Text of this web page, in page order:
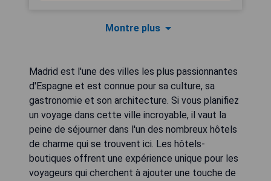
Montre plus
Madrid est l'une des villes les plus passionnantes
d'Espagne et est connue pour sa culture, sa
gastronomie et son architecture. Si vous planifiez
un voyage dans cette ville incroyable, il vaut la
peine de séjourner dans l'un des nombreux hôtels
de charme qui se trouvent ici. Les hôtels-
boutiques offrent une expérience unique pour les
voyageurs qui cherchent à ajouter une touche de